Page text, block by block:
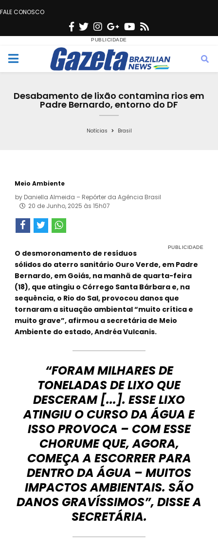
FALE CONOSCO
F
c
e
o
T
w
i
t
e
n
s
t
g
r
a
G
o
o
g
e
Y
u
t
b
s
M
Desabamento de lixão contamina rios em
Padre Bernardo, entorno do DF
Notícias Brasil
Meio Ambiente
by Daniella Almeida – Repórter da Agência Brasil
20 de Junho, 2025 às 15h07
O desmoronamento de resíduos
sólidos do aterro sanitário Ouro Verde, em Padre
Bernardo, em Goiás, na manhã de quarta-feira
(18), que atingiu o Córrego Santa Bárbara e, na
sequência, o Rio do Sal, provocou danos que
tornaram a situação ambiental “muito crítica e
muito grave”, afirmou a secretária de Meio
Ambiente do estado, Andréa Vulcanis.
“FORAM MILHARES DE
TONELADAS DE LIXO QUE
DESCERAM [...]. ESSE LIXO
ATINGIU O CURSO DA ÁGUA E
ISSO PROVOCA – COM ESSE
CHORUME QUE, AGORA,
COMEÇA A ESCORRER PARA
DENTRO DA ÁGUA – MUITOS
IMPACTOS AMBIENTAIS. SÃO
DANOS GRAVÍSSIMOS”, DISSE A
SECRETÁRIA.